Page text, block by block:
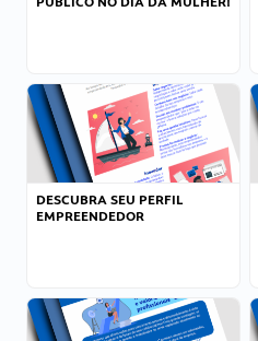
DESCUBRA SEU PERFIL
EMPREENDEDOR